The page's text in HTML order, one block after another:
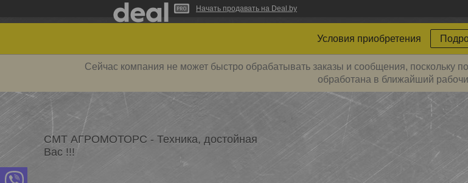
Начать продавать на Deal.by
Условия приобретения
Сейчас компания не может быстро обрабатывать заказы и сообщения, поскольку
обработана в ближайший
СМТ АГРОМОТОРС - Техника, достойная
Вас !!!